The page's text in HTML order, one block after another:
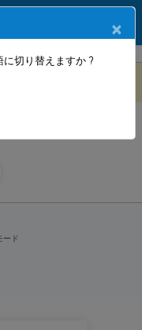
11.3
を設定する
ード
×
切り替えますか ?